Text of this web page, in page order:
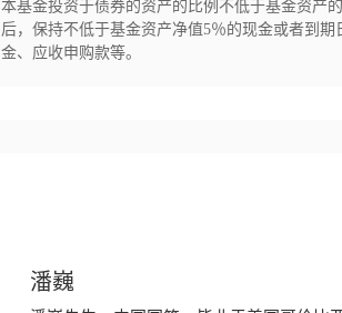
本基金投资于债券的资产的比例不低于基金资产
后，保持不低于基金资产净值5％的现金或者到
金、应收申购款等。
潘巍